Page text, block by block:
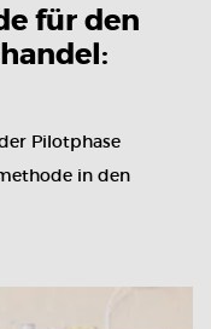
für den
Pilotphase
in den